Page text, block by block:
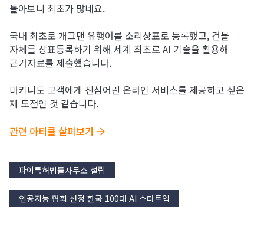
돌아보니 최초가 많네요.
국내 최초로 개그맨 유행어를 소리상표로 등록했고, 건물
자체를 상표등록하기 위해 세계 최초로 AI 기술을 활용해
근거자료를 제출했습니다.
마키니도 고객에게 진심어린 온라인 서비스를 제공하고 싶은
제 도전인 것 같습니다.
관련 아티클 살펴보기
파이특허법률사무소 설립
인공지능 협회 선정 한국 100대 AI 스타트업